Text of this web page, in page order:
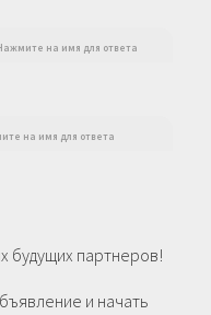
на имя для ответа
на имя для ответа
будущих партнеров!
и начать